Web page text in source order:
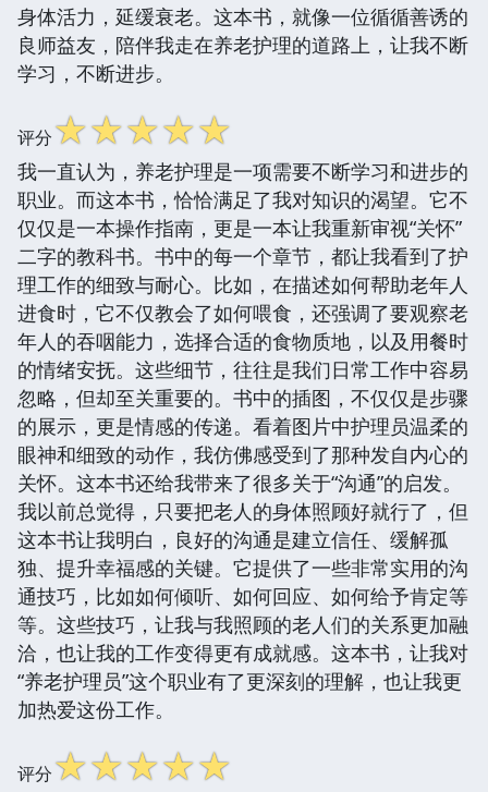
身体活力，延缓衰老。这本书，就像一位循循善诱的
良师益友，陪伴我走在养老护理的道路上，让我不断
学习，不断进步。
评分☆☆☆☆☆
我一直认为，养老护理是一项需要不断学习和进步的
职业。而这本书，恰恰满足了我对知识的渴望。它不
仅仅是一本操作指南，更是一本让我重新审视“关怀”
二字的教科书。书中的每一个章节，都让我看到了护
理工作的细致与耐心。比如，在描述如何帮助老年人
进食时，它不仅教会了如何喂食，还强调了要观察老
年人的吞咽能力，选择合适的食物质地，以及用餐时
的情绪安抚。这些细节，往往是我们日常工作中容易
忽略，但却至关重要的。书中的插图，不仅仅是步骤
的展示，更是情感的传递。看着图片中护理员温柔的
眼神和细致的动作，我仿佛感受到了那种发自内心的
关怀。这本书还给我带来了很多关于“沟通”的启发。
我以前总觉得，只要把老人的身体照顾好就行了，但
这本书让我明白，良好的沟通是建立信任、缓解孤
独、提升幸福感的关键。它提供了一些非常实用的沟
通技巧，比如如何倾听、如何回应、如何给予肯定等
等。这些技巧，让我与我照顾的老人们的关系更加融
洽，也让我的工作变得更有成就感。这本书，让我对
“养老护理员”这个职业有了更深刻的理解，也让我更
加热爱这份工作。
评分☆☆☆☆☆